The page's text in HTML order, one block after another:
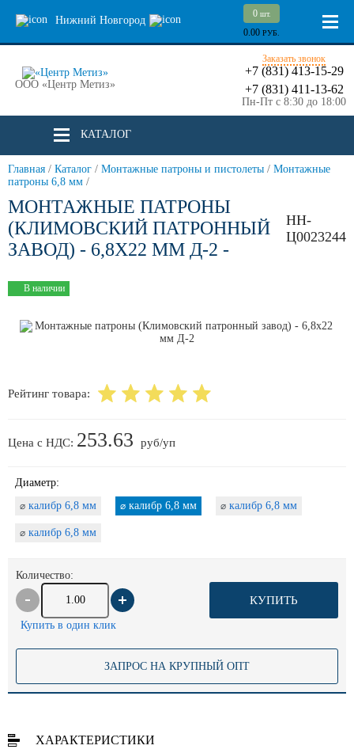
Нижний Новгород
0 шт.
0.00 РУБ.
ООО «Центр Метиз»
Заказать звонок
+7 (831) 413-15-29
+7 (831) 411-13-62
Пн-Пт с 8:30 до 18:00
КАТАЛОГ
Главная / Каталог / Монтажные патроны и пистолеты / Монтажные
патроны 6,8 мм /
МОНТАЖНЫЕ ПАТРОНЫ
(КЛИМОВСКИЙ ПАТРОННЫЙ
ЗАВОД) - 6,8Х22 ММ Д-2 -
НН-
Ц0023244
В наличии
Рейтинг товара:
Цена с НДС: 253.63 руб/уп
Диаметр:
⌀ калибр 6,8 мм ⌀ калибр 6,8 мм ⌀ калибр 6,8 мм
⌀ калибр 6,8 мм
Количество:
КУПИТЬ
Купить в один клик
ЗАПРОС НА КРУПНЫЙ ОПТ
ХАРАКТЕРИСТИКИ